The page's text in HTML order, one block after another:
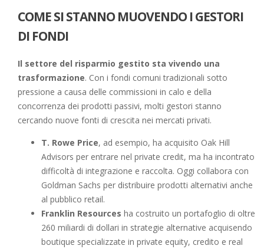
COME SI STANNO MUOVENDO I GESTORI
DI FONDI
Il settore del risparmio gestito sta vivendo una
trasformazione. Con i fondi comuni tradizionali sotto
pressione a causa delle commissioni in calo e della
concorrenza dei prodotti passivi, molti gestori stanno
cercando nuove fonti di crescita nei mercati privati.
T. Rowe Price, ad esempio, ha acquisito Oak Hill
Advisors per entrare nel private credit, ma ha incontrato
difficoltà di integrazione e raccolta. Oggi collabora con
Goldman Sachs per distribuire prodotti alternativi anche
al pubblico retail.
Franklin Resources ha costruito un portafoglio di oltre
260 miliardi di dollari in strategie alternative acquisendo
boutique specializzate in private equity, credito e real